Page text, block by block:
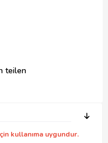
teilen
kullanıma uygundur.